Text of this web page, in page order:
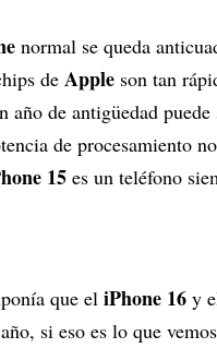
normal se queda
de Apple son tan
año de antigüedad puede
de procesamiento
15 es un teléfono
que el iPhone 16 y
si eso es lo que